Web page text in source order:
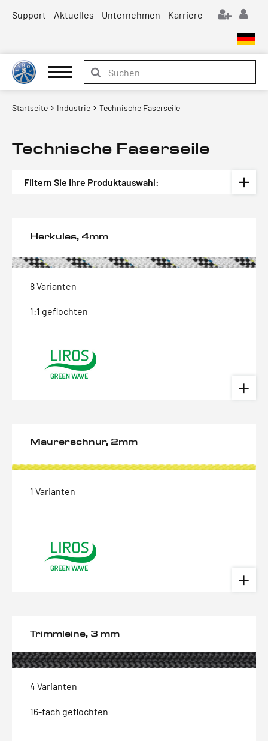
Support Aktuelles Unternehmen Karriere
Startseite Industrie Technische Faserseile
Technische Faserseile
Filtern Sie Ihre Produktauswahl:
Herkules, 4mm
8 Varianten
1:1 geflochten
Maurerschnur, 2mm
1 Varianten
Trimmleine, 3 mm
4 Varianten
16-fach geflochten